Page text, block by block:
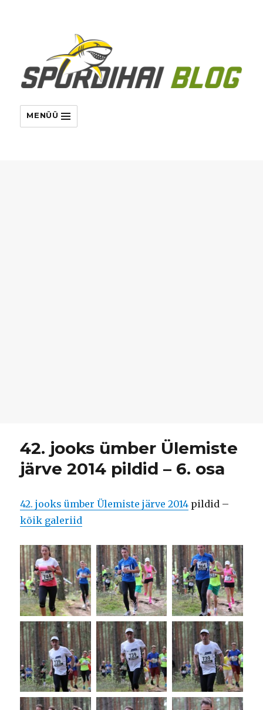
MENÜÜ
42. jooks ümber Ülemiste
järve 2014 pildid – 6. osa
42. jooks ümber Ülemiste järve 2014 pildid –
kõik galeriid